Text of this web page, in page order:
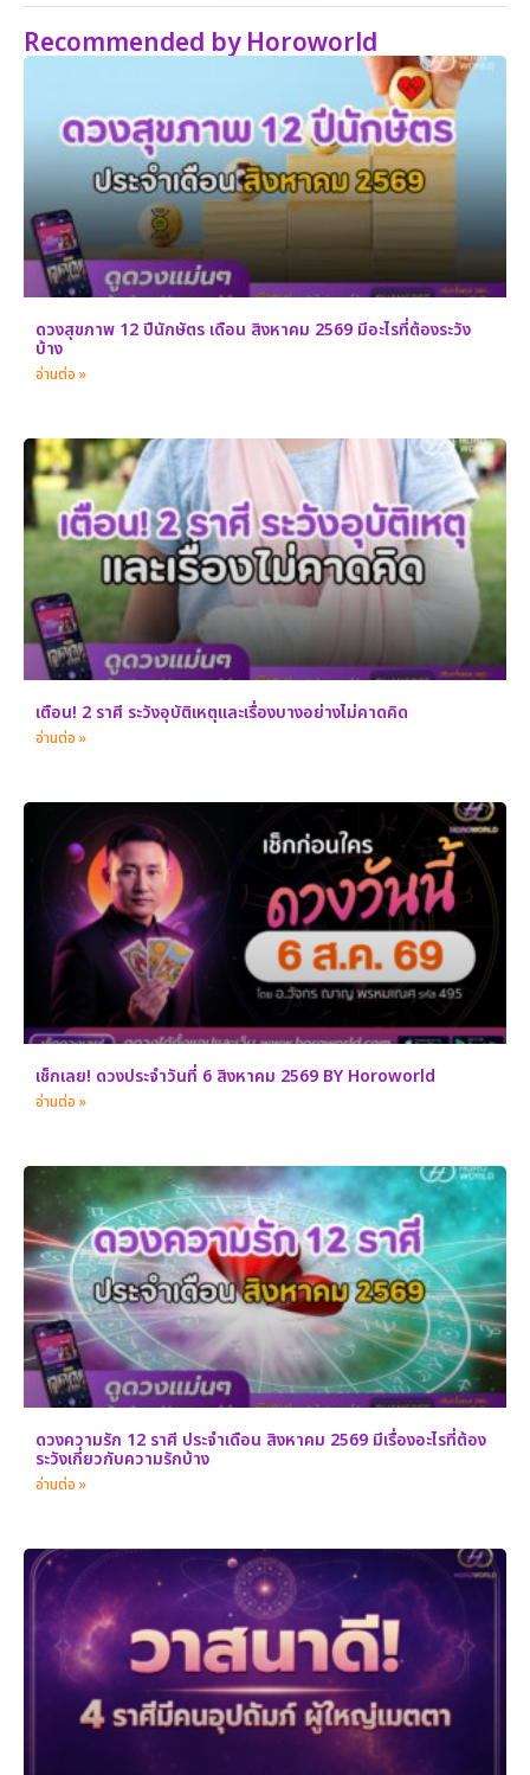
Recommended by Horoworld
ดวงสุขภาพ 12 ปีนักษัตร เดือน สิงหาคม 2569 มีอะไรที่ต้องระวัง
บ้าง
อ่านต่อ »
เตือน! 2 ราศี ระวังอุบัติเหตุและเรื่องบางอย่างไม่คาดคิด
อ่านต่อ »
เช็กเลย! ดวงประจำวันที่ 6 สิงหาคม 2569 BY Horoworld
อ่านต่อ »
ดวงความรัก 12 ราศี ประจำเดือน สิงหาคม 2569 มีเรื่องอะไรที่ต้อง
ระวังเกี่ยวกับความรักบ้าง
อ่านต่อ »